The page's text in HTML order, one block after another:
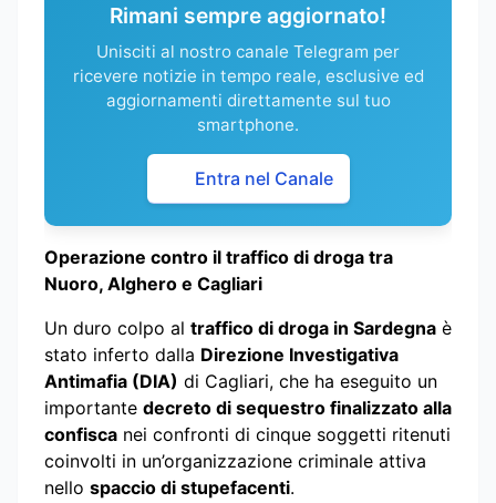
Rimani sempre aggiornato!
Unisciti al nostro canale Telegram per
ricevere notizie in tempo reale, esclusive ed
aggiornamenti direttamente sul tuo
smartphone.
Entra nel Canale
Operazione contro il traffico di droga tra
Nuoro, Alghero e Cagliari
Un duro colpo al traffico di droga in Sardegna è
stato inferto dalla Direzione Investigativa
Antimafia (DIA) di Cagliari, che ha eseguito un
importante decreto di sequestro finalizzato alla
confisca nei confronti di cinque soggetti ritenuti
coinvolti in un’organizzazione criminale attiva
nello spaccio di stupefacenti.